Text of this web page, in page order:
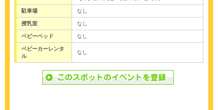
駐車場 なし
授乳室 なし
ベビーベッド なし
ベビーカーレンタ
ル
なし